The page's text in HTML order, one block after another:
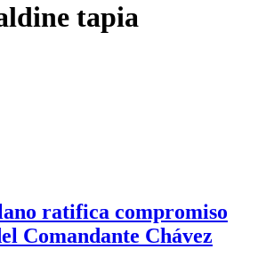
tapia
ratifica compromiso
Comandante Chávez